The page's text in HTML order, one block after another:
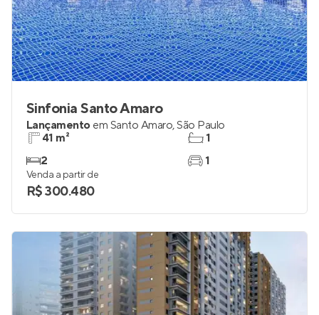
Sinfonia Santo Amaro
Lançamento em Santo Amaro,São Paulo
41 m²
2
1
1
Venda a partir de
R$ 300.480